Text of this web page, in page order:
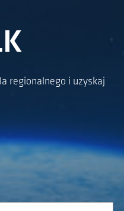
regionalnego i uzyskaj